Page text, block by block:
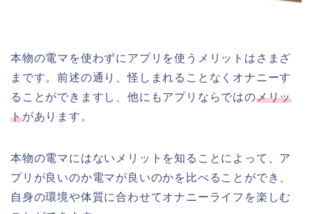
本物の電マを使わずにアプリを使うメリットはさまざ
まです。前述の通り、怪しまれることなくオナニーす
ることができますし、他にもアプリならではのメリッ
トがあります。
本物の電マにはないメリットを知ることによって、ア
プリが良いのか電マが良いのかを比べることができ、
自身の環境や体質に合わせてオナニーライフを楽しむ